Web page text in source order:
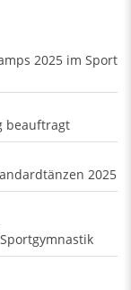
2025 im Sport
beauftragt
2025